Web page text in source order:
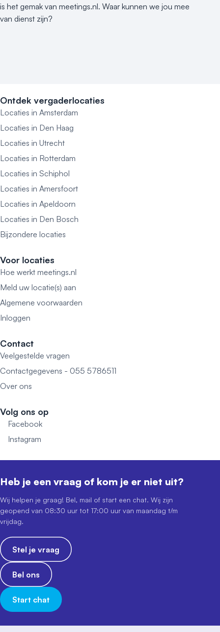
is het gemak van meetings.nl. Waar kunnen we jou mee
van dienst zijn?
Ontdek vergaderlocaties
Locaties in Amsterdam
Locaties in Den Haag
Locaties in Utrecht
Locaties in Rotterdam
Locaties in Schiphol
Locaties in Amersfoort
Locaties in Apeldoorn
Locaties in Den Bosch
Bijzondere locaties
Voor locaties
Hoe werkt meetings.nl
Meld uw locatie(s) aan
Algemene voorwaarden
Inloggen
Contact
Veelgestelde vragen
Contactgegevens - 055 5786511
Over ons
Volg ons op
Facebook
Instagram
Heb je een vraag of kom je er niet uit?
Wij helpen je graag! Bel, mail of start een chat. Wij zijn
geopend van 08:30 uur tot 17:00 uur van maandag t/m
vrijdag.
Stel je vraag
Bel ons
Start chat